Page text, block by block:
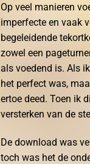
Op veel manieren
imperfecte en vaak
begeleidende
zowel een
als voedend is. Als
het perfect was,
ertoe deed. Toen ik
versterken van de
De download was
toch was het de